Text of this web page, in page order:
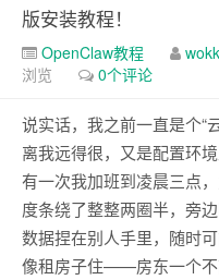
版安装教程！
OpenClaw教程 wokk
浏览
0个评论
说实话，我之前一直是个“
离我远得很，又是配置环
有一次我加班到凌晨三点
度条绕了整整两圈半，旁
数据捏在别人手里，随时
像租房子住——房东一个不